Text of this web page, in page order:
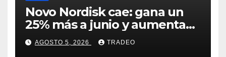
Novo Nordisk cae: gana un
25% más a junio y aumenta
previsiones, pero no
convence
AGOSTO 5, 2026 TRADEO